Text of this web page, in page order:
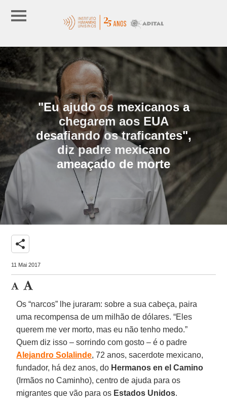
"Eu ajudo os mexicanos a
chegarem aos EUA
desafiando os traficantes",
diz padre mexicano
ameaçado de morte
share
11 Mai 2017
Os “narcos” lhe juraram: sobre a sua cabeça, paira
uma recompensa de um milhão de dólares. “Eles
querem me ver morto, mas eu não tenho medo.”
Quem diz isso – sorrindo com gosto – é o padre
Alejandro Solalinde, 72 anos, sacerdote mexicano,
fundador, há dez anos, do Hermanos en el Camino
(Irmãos no Caminho), centro de ajuda para os
migrantes que vão para os Estados Unidos.